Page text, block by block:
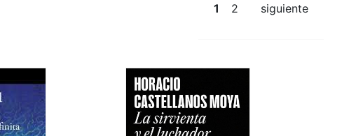
1 2 siguiente